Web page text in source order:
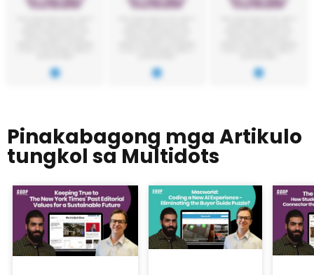
Pinakabagong mga Artikulo
tungkol sa Multidots